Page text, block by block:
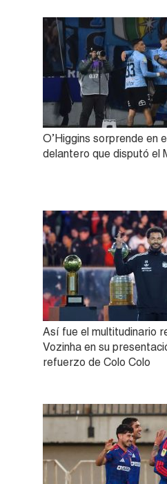
O’Higgins sorprende en
delantero que disputó el
Así fue el multitudinario
Vozinha en su
refuerzo de Colo Colo